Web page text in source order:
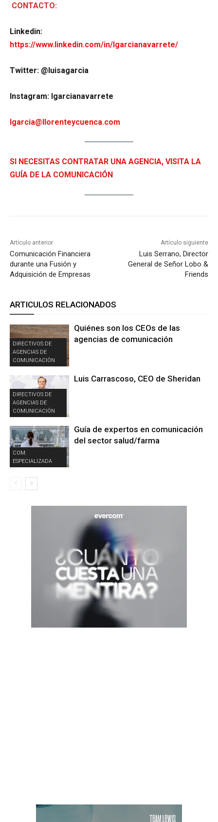
CONTACTO:
Linkedin:
https://www.linkedin.com/in/lgarcianavarrete/
Twitter: @luisagarcia
Instagram: lgarcianavarrete
lgarcia@llorenteycuenca.com
SI NECESITAS CONTRATAR UNA AGENCIA, VISITA LA
GUÍA DE LA COMUNICACIÓN
Artículo anterior
Comunicación Financiera
durante una Fusión y
Adquisición de Empresas
Artículo siguiente
Luis Serrano, Director
General de Señor Lobo &
Friends
ARTICULOS RELACIONADOS
DIRECTIVOS DE
AGENCIAS DE
COMUNICACIÓN
Quiénes son los CEOs de las
agencias de comunicación
DIRECTIVOS DE
AGENCIAS DE
COMUNICACIÓN
Luis Carrascoso, CEO de Sheridan
COM.
ESPECIALIZADA
Guía de expertos en comunicación
del sector salud/farma